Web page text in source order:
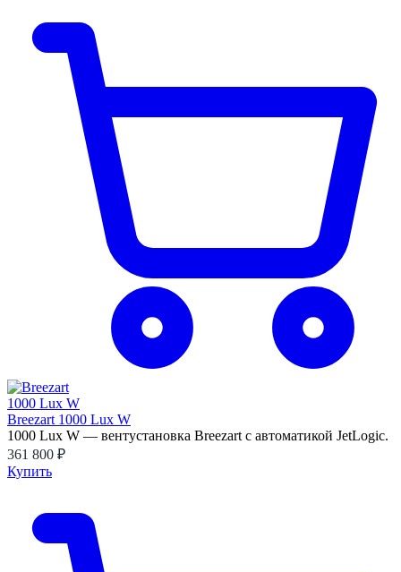
Breezart 1000 Lux W
1000 Lux W — вентустановка Breezart с автоматикой JetLogic.
361 800 ₽
Купить